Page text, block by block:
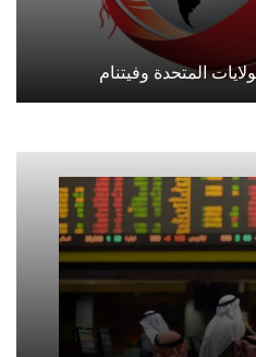
المتحدة وفيتنام